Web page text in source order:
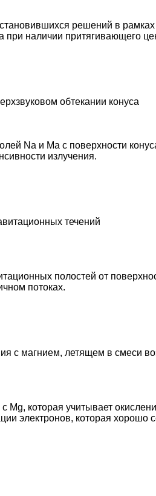
решений в
при наличии притягивающего
обтекании конуса
Na и Ma с поверхности
излучения.
течений
полостей от
потоках.
магнием, летящем в смеси
которая учитывает
электронов, которая